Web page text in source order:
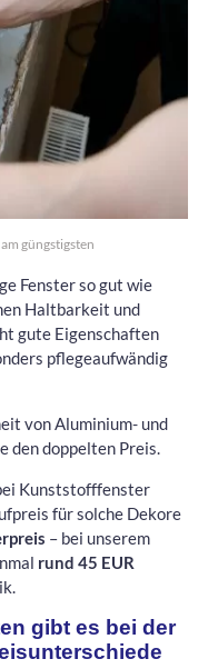
güngstigsten
Fenster so gut wie
Haltbarkeit und
gute Eigenschaften
pflegeaufwändig
von Aluminium- und
den doppelten Preis.
Kunststofffenster
für solche Dekore
– bei unserem
rund 45 EUR
gibt es bei der